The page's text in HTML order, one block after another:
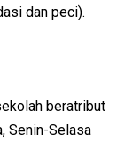
dan peci).
beratribut
Senin-Selasa